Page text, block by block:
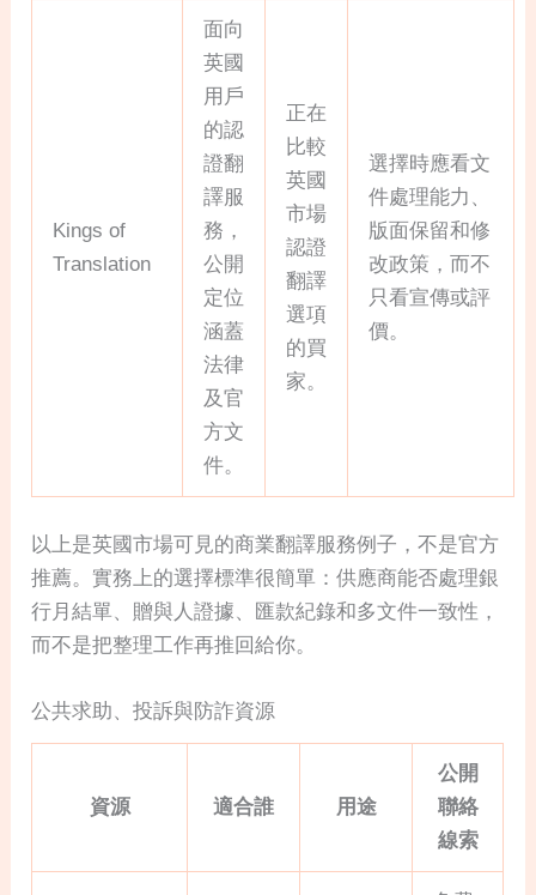
Kings of
Translation
面向
英國
用戶
的認
證翻
譯服
務，
公開
定位
涵蓋
法律
及官
方文
件。
正在
比較
英國
市場
認證
翻譯
選項
的買
家。
選擇時應看文
件處理能力、
版面保留和修
改政策，而不
只看宣傳或評
價。
以上是英國市場可見的商業翻譯服務例子，不是官方
推薦。實務上的選擇標準很簡單：供應商能否處理銀
行月結單、贈與人證據、匯款紀錄和多文件一致性，
而不是把整理工作再推回給你。
公共求助、投訴與防詐資源
資源 適合誰 用途
公開
聯絡
線索